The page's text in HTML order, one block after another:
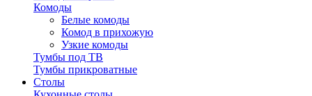
Комоды
Белые комоды
Комод в прихожую
Узкие комоды
Тумбы под ТВ
Тумбы прикроватные
Столы